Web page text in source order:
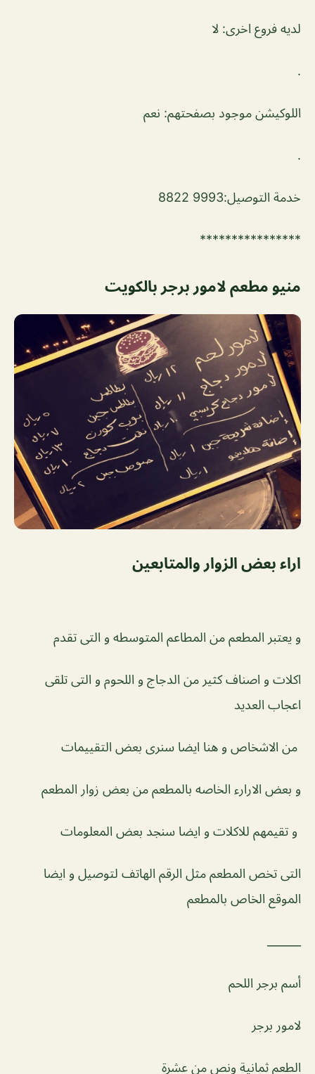
لديه فروع اخرى: لا
.
اللوكيشن موجود بصفحتهم: نعم
.
خدمة التوصيل:9993 8822
****************
منيو مطعم لامور برجر بالكويت
اراء بعض الزوار والمتابعين
و يعتبر المطعم من المطاعم المتوسطه و التى تقدم
اكلات و اصناف كثير من الدجاج و اللحوم و التى تلقى
اعجاب العديد
من الاشخاص و هنا ايضا سنرى بعض التقييمات
و بعض الارارء الخاصه بالمطعم من بعض زوار المطعم
و تقيمهم للاكلات و ايضا سنجد بعض المعلومات
التى تخص المطعم مثل الرقم الهاتف لتوصيل و ايضا
الموقع الخاص بالمطعم
أسم برجر اللحم
لامور برجر
الطعم ثمانية ونص من عشرة